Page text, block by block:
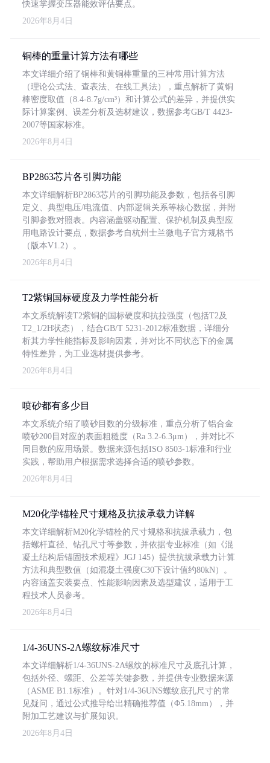
快速掌握变压器能效评估要点。
2026年8月4日
铜棒的重量计算方法有哪些
本文详细介绍了铜棒和黄铜棒重量的三种常用计算方法
（理论公式法、查表法、在线工具法），重点解析了黄铜
棒密度取值（8.4-8.7g/cm³）和计算公式的差异，并提供实
际计算案例、误差分析及选材建议，数据参考GB/T 4423-
2007等国家标准。
2026年8月4日
BP2863芯片各引脚功能
本文详细解析BP2863芯片的引脚功能及参数，包括各引脚
定义、典型电压/电流值、内部逻辑关系等核心数据，并附
引脚参数对照表。内容涵盖驱动配置、保护机制及典型应
用电路设计要点，数据参考自杭州士兰微电子官方规格书
（版本V1.2）。
2026年8月4日
T2紫铜国标硬度及力学性能分析
本文系统解读T2紫铜的国标硬度和抗拉强度（包括T2及
T2_1/2H状态），结合GB/T 5231-2012标准数据，详细分
析其力学性能指标及影响因素，并对比不同状态下的金属
特性差异，为工业选材提供参考。
2026年8月4日
喷砂都有多少目
本文系统介绍了喷砂目数的分级标准，重点分析了铝合金
喷砂200目对应的表面粗糙度（Ra 3.2-6.3μm），并对比不
同目数的应用场景。数据来源包括ISO 8503-1标准和行业
实践，帮助用户根据需求选择合适的喷砂参数。
2026年8月4日
M20化学锚栓尺寸规格及抗拔承载力详解
本文详细解析M20化学锚栓的尺寸规格和抗拔承载力，包
括螺杆直径、钻孔尺寸等参数，并依据专业标准（如《混
凝土结构后锚固技术规程》JGJ 145）提供抗拔承载力计算
方法和典型数值（如混凝土强度C30下设计值约80kN）。
内容涵盖安装要点、性能影响因素及选型建议，适用于工
程技术人员参考。
2026年8月4日
1/4-36UNS-2A螺纹标准尺寸
本文详细解析1/4-36UNS-2A螺纹的标准尺寸及底孔计算，
包括外径、螺距、公差等关键参数，并提供专业数据来源
（ASME B1.1标准）。针对1/4-36UNS螺纹底孔尺寸的常
见疑问，通过公式推导给出精确推荐值（Φ5.18mm），并
附加工艺建议与扩展知识。
2026年8月4日